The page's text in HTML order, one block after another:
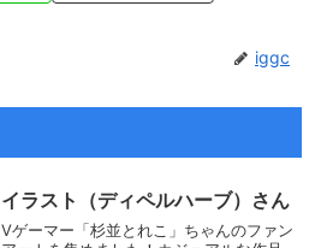
iggc
イラスト（ディペルハーブ）さん
Vゲーマー「杉並とれこ」ちゃんのファン